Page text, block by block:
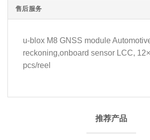
售后服务
u-blox M8 GNSS module
reckoning,onboard sensor LCC,
pcs/reel
推荐产品